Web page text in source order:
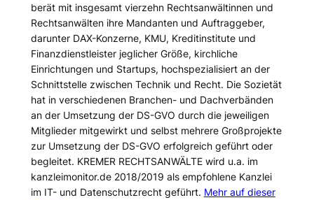
berät mit insgesamt vierzehn Rechtsanwältinnen und
Rechtsanwälten ihre Mandanten und Auftraggeber,
darunter DAX-Konzerne, KMU, Kreditinstitute und
Finanzdienstleister jeglicher Größe, kirchliche
Einrichtungen und Startups, hochspezialisiert an der
Schnittstelle zwischen Technik und Recht. Die Sozietät
hat in verschiedenen Branchen- und Dachverbänden
an der Umsetzung der DS-GVO durch die jeweiligen
Mitglieder mitgewirkt und selbst mehrere Großprojekte
zur Umsetzung der DS-GVO erfolgreich geführt oder
begleitet. KREMER RECHTSANWÄLTE wird u.a. im
kanzleimonitor.de 2018/2019 als empfohlene Kanzlei
im IT- und Datenschutzrecht geführt. Mehr auf dieser